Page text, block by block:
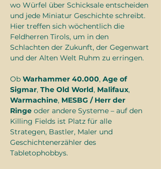
wo Würfel über Schicksale entscheiden
und jede Miniatur Geschichte schreibt.
Hier treffen sich wöchentlich die
Feldherren Tirols, um in den
Schlachten der Zukunft, der Gegenwart
und der Alten Welt Ruhm zu erringen.
Ob Warhammer 40.000, Age of
Sigmar, The Old World, Malifaux,
Warmachine, MESBG / Herr der
Ringe oder andere Systeme – auf den
Killing Fields ist Platz für alle
Strategen, Bastler, Maler und
Geschichtenerzähler des
Tabletophobbys.